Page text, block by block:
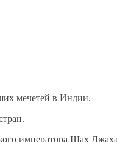
мечетей в Индии.
императора Шах